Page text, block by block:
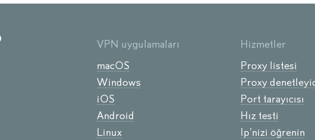
VPN uygulamaları
macOS
Windows
iOS
Android
Linux
Hizmetler
Proxy listesi
Proxy
Port tarayıcısı
Hız testi
Ip’nizi öğrenin